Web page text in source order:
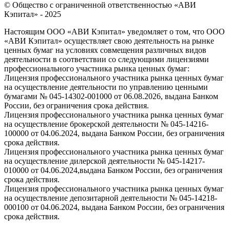
© Общество с ограниченной ответственностью «АВИ
Кэпитал» - 2025
Настоящим ООО «АВИ Кэпитал» уведомляет о том, что ООО
«АВИ Кэпитал» осуществляет свою деятельность на рынке
ценных бумаг на условиях совмещения различных видов
деятельности в соответствии со следующими лицензиями
профессионального участника рынка ценных бумаг:
Лицензия профессионального участника рынка ценных бумаг
на осуществление деятельности по управлению ценными
бумагами № 045-14302-001000 от 06.08.2026, выдана Банком
России, без ограничения срока действия.
Лицензия профессионального участника рынка ценных бумаг
на осуществление брокерской деятельности № 045-14216-
100000 от 04.06.2024, выдана Банком России, без ограничения
срока действия.
Лицензия профессионального участника рынка ценных бумаг
на осуществление дилерской деятельности № 045-14217-
010000 от 04.06.2024,выдана Банком России, без ограничения
срока действия.
Лицензия профессионального участника рынка ценных бумаг
на осуществление депозитарной деятельности № 045-14218-
000100 от 04.06.2024, выдана Банком России, без ограничения
срока действия.